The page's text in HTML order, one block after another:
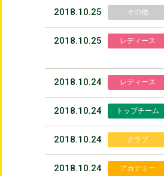
2018.10.25 その他
2018.10.25 レディース
2018.10.24 レディース
2018.10.24 トップチーム
2018.10.24 クラブ
2018.10.24 アカデミー